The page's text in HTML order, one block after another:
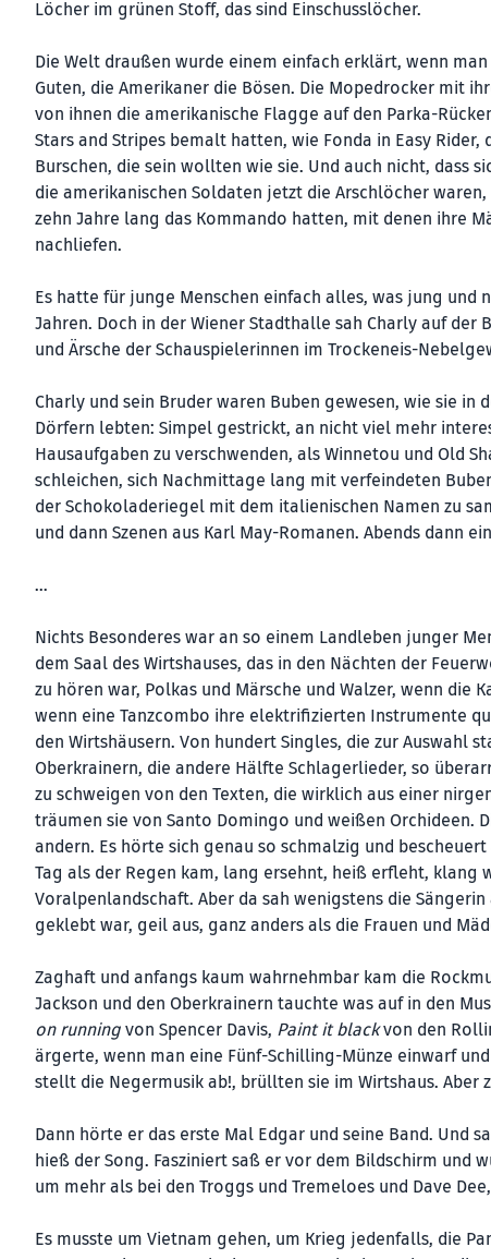
Löcher im grünen Stoff, das sind Einschusslöcher.
Die Welt draußen wurde einem einfach erklärt, wenn
Guten, die Amerikaner die Bösen. Die Mopedrocker mit
von ihnen die amerikanische Flagge auf den Parka-
Stars and Stripes bemalt hatten, wie Fonda in Easy
Burschen, die sein wollten wie sie. Und auch nicht, dass
die amerikanischen Soldaten jetzt die Arschlöcher
zehn Jahre lang das Kommando hatten, mit denen ihre
nachliefen.
Es hatte für junge Menschen einfach alles, was jung
Jahren. Doch in der Wiener Stadthalle sah Charly auf
und Ärsche der Schauspielerinnen im Trockeneis-
Charly und sein Bruder waren Buben gewesen, wie sie in
Dörfern lebten: Simpel gestrickt, an nicht viel mehr
Hausaufgaben zu verschwenden, als Winnetou und Old
schleichen, sich Nachmittage lang mit verfeindeten
der Schokoladeriegel mit dem italienischen Namen zu
und dann Szenen aus Karl May-Romanen. Abends dann
…
Nichts Besonderes war an so einem Landleben junger
dem Saal des Wirtshauses, das in den Nächten der
zu hören war, Polkas und Märsche und Walzer, wenn
wenn eine Tanzcombo ihre elektrifizierten Instrumente
den Wirtshäusern. Von hundert Singles, die zur Auswahl
Oberkrainern, die andere Hälfte Schlagerlieder, so
zu schweigen von den Texten, die wirklich aus einer
träumen sie von Santo Domingo und weißen Orchideen.
andern. Es hörte sich genau so schmalzig und
Tag als der Regen kam, lang ersehnt, heiß erfleht, klang
Voralpenlandschaft. Aber da sah wenigstens die
geklebt war, geil aus, ganz anders als die Frauen und
Zaghaft und anfangs kaum wahrnehmbar kam die
Jackson und den Oberkrainern tauchte was auf in den
on running von Spencer Davis, Paint it blackvon den
ärgerte, wenn man eine Fünf-Schilling-Münze einwarf
stellt die Negermusik ab!, brüllten sie im Wirtshaus. Aber
Dann hörte er das erste Mal Edgar und seine Band. Und
hieß der Song. Fasziniert saß er vor dem Bildschirm und
um mehr als bei den Troggs und Tremeloes und Dave
Es musste um Vietnam gehen, um Krieg jedenfalls, die